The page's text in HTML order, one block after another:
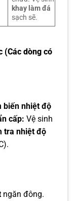
khay làm đá
sạch sẽ.
(Các dòng có
biến nhiệt độ
cấp: Vệ sinh
tra nhiệt độ
ngăn đông.